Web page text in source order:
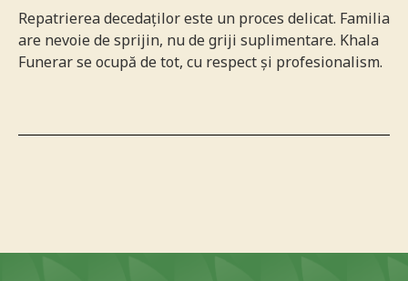
Repatrierea decedaților este un proces delicat. Familia
are nevoie de sprijin, nu de griji suplimentare. Khala
Funerar se ocupă de tot, cu respect și profesionalism.